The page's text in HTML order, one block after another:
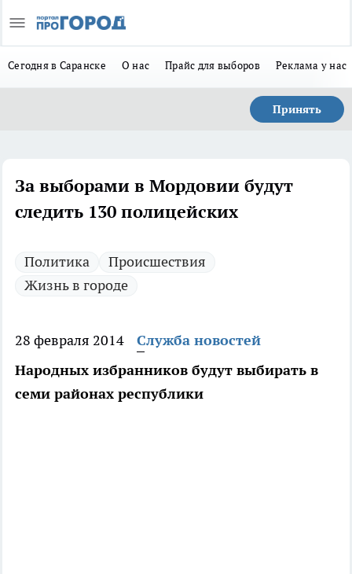
Сегодня в Саранске О нас Прайс для выборов Реклама у нас
Принять
За выборами в Мордовии будут
следить 130 полицейских
Политика
Происшествия
Жизнь в городе
28 февраля 2014
Служба новостей
Народных избранников будут выбирать в
семи районах республики